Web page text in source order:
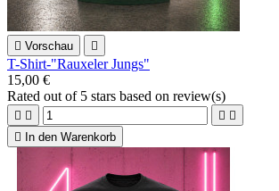
 Vorschau 
T-Shirt-"Rauxeler Jungs"
15,00 €
Rated out of 5 stars based on review(s)
   

In den Warenkorb